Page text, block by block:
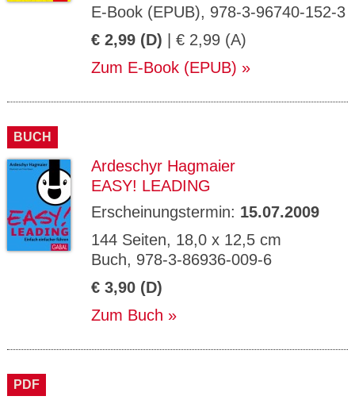
E-Book (EPUB), 978-3-96740-152-3
€ 2,99 (D) | € 2,99 (A)
Zum E-Book (EPUB)
BUCH
Ardeschyr Hagmaier
EASY! LEADING
Erscheinungstermin: 15.07.2009
144 Seiten, 18,0 x 12,5 cm
Buch, 978-3-86936-009-6
€ 3,90 (D)
Zum Buch
PDF